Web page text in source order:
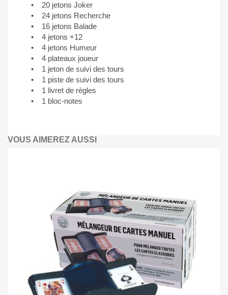
• 20 jetons Joker
• 24 jetons Recherche
• 16 jetons Balade
• 4 jetons +12
• 4 jetons Humeur
• 4 plateaux joueur
• 1 jeton de suivi des tours
• 1 piste de suivi des tours
• 1 livret de règles
• 1 bloc-notes
VOUS AIMEREZ AUSSI